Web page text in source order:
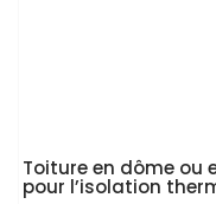
Toiture en dôme ou
pour l’isolation